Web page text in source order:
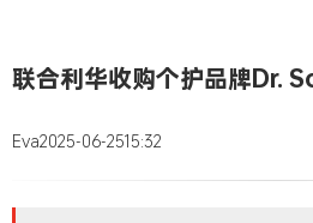
联合利华收购个护品牌Dr.
Eva2025-06-2515:32